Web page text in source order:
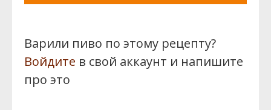
Варили пиво по этому рецепту?
Войдите в свой аккаунт и напишите
про это